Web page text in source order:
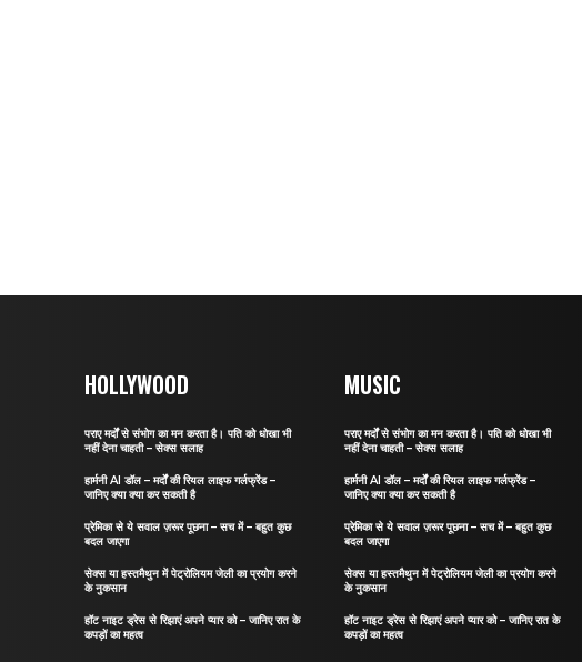
HOLLYWOOD
पराए मर्दों से संभोग का मन करता है। पति को धोखा भी
नहीं देना चाहती – सेक्स सलाह
हार्मनी AI डॉल – मर्दों की रियल लाइफ गर्लफ्रेंड –
जानिए क्या क्या कर सकती है
प्रेमिका से ये सवाल ज़रूर पूछना – सच में – बहुत कुछ
बदल जाएगा
सेक्स या हस्तमैथुन में पेट्रोलियम जेली का प्रयोग करने
के नुकसान
हॉट नाइट ड्रेस से रिझाएं अपने प्यार को – जानिए रात के
कपड़ों का महत्व
MUSIC
पराए मर्दों से संभोग का मन करता है। पति को धोखा भी
नहीं देना चाहती – सेक्स सलाह
हार्मनी AI डॉल – मर्दों की रियल लाइफ गर्लफ्रेंड –
जानिए क्या क्या कर सकती है
प्रेमिका से ये सवाल ज़रूर पूछना – सच में – बहुत कुछ
बदल जाएगा
सेक्स या हस्तमैथुन में पेट्रोलियम जेली का प्रयोग करने
के नुकसान
हॉट नाइट ड्रेस से रिझाएं अपने प्यार को – जानिए रात के
कपड़ों का महत्व